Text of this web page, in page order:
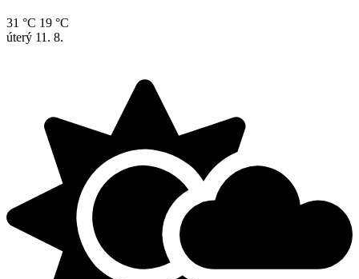
31 °C 19 °C
úterý 11. 8.